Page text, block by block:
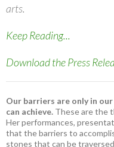
arts.
Keep Reading...
Download the Press
Our barriers are only in
can achieve. These are the
Her performances,
that the barriers to
stones that can be